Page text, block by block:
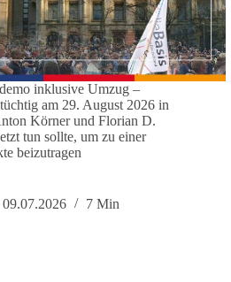
inklusive Umzug –
am 29. August 2026 in
Körner und Florian D.
tun sollte, um zu einer
beizutragen
09.07.2026 7 Min